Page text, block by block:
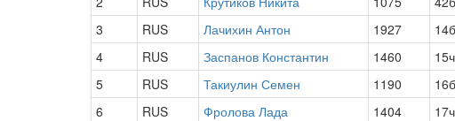
3
RUS Лачихин Антон 1927
4
RUS Заспанов Константин 1460
5
RUS Такиулин Семен 1190
6
RUS Фролова Лада 1404